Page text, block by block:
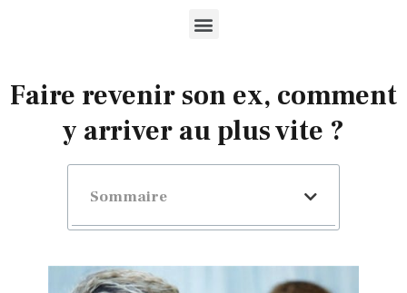
Faire revenir son ex, comment
y arriver au plus vite ?
Sommaire